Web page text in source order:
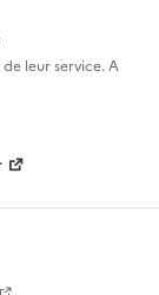
leur service. A